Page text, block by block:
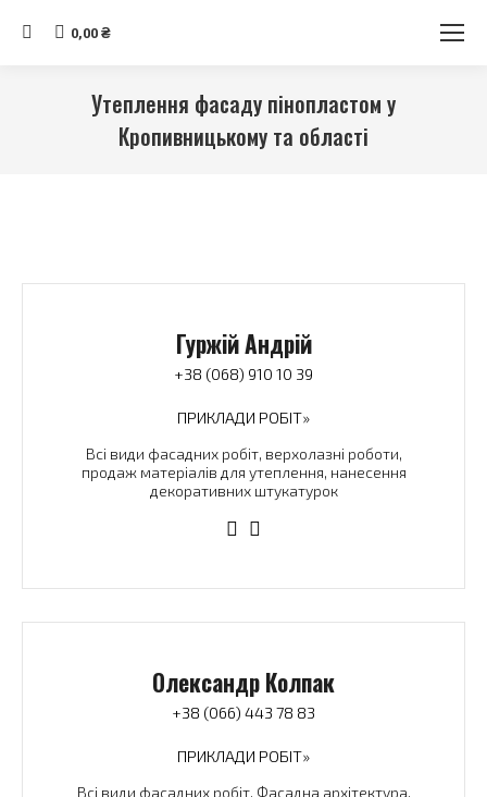
Search:0,00 ₴
Утеплення фасаду пінопластом у
Кропивницькому та області
Гуржій Андрій
+38 (068) 910 10 39
ПРИКЛАДИ РОБІТ»
Всі види фасадних робіт, верхолазні роботи,
продаж матеріалів для утеплення, нанесення
декоративних штукатурок
Олександр Колпак
+38 (066) 443 78 83
ПРИКЛАДИ РОБІТ»
Всі види фасадних робіт. Фасадна архітектура,